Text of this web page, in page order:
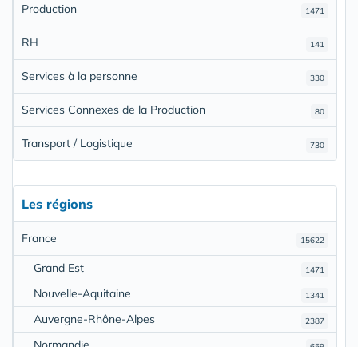
1471
Production
141
RH
330
Services à la personne
80
Services Connexes de la Production
730
Transport / Logistique
Les régions
15622
France
1471
Grand Est
1341
Nouvelle-Aquitaine
2387
Auvergne-Rhône-Alpes